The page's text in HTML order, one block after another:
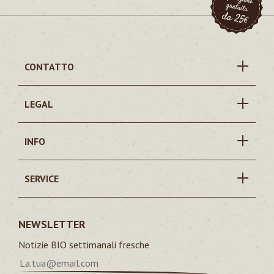
CONTATTO
LEGAL
INFO
SERVICE
NEWSLETTER
Notizie BIO settimanali fresche